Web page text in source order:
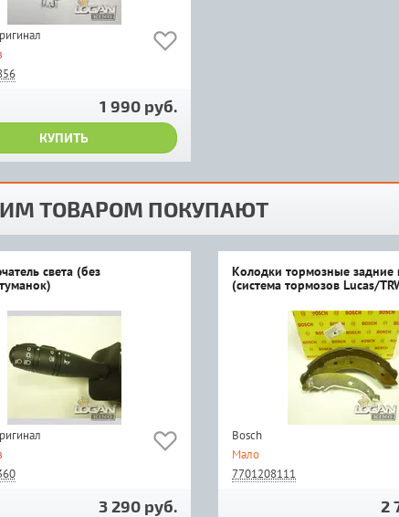
1 990 руб.
КУПИТЬ
ТОВАРОМ ПОКУПАЮТ
света (без
3 290 руб.
Колодки тормозные задние
(система тормозов Lucas/
Bosch
Мало
7701208111
2